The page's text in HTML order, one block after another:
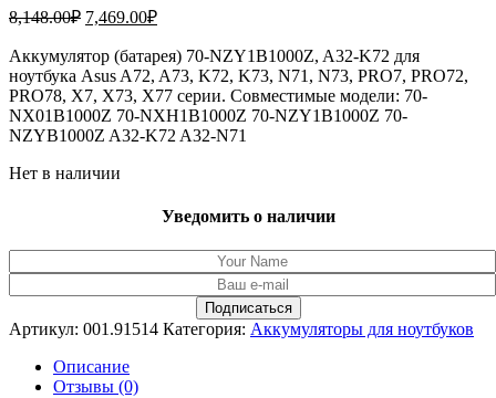
8,148.00₽ Первоначальная
составляла
8,148.00₽.
7,469.00₽Текущая
7,469.00₽.
Аккумулятор (батарея) 70-NZY1B1000Z, A32-K72 для
ноутбука Asus A72, A73, K72, K73, N71, N73, PRO7, PRO72,
PRO78, X7, X73, X77 серии. Совместимые модели: 70-
NX01B1000Z 70-NXH1B1000Z 70-NZY1B1000Z 70-
NZYB1000Z A32-K72 A32-N71
Нет в наличии
Уведомить о наличии
Артикул: 001.91514 Категория: Аккумуляторы для ноутбуков
Описание
Отзывы (0)